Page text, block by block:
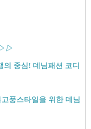
▷
의 중심! 데님패션 코디
풍스타일을 위한 데님